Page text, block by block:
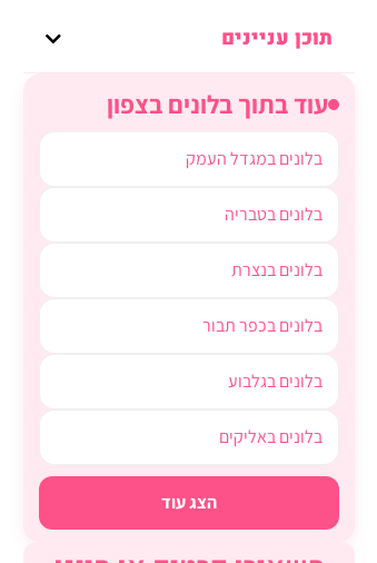
תוכן עניינים
עוד בתוך בלונים בצפון
בלונים במגדל העמק
בלונים בטבריה
בלונים בנצרת
בלונים בכפר תבור
בלונים בגלבוע
בלונים באליקים
הצג עוד